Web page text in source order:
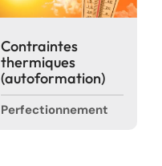
Contraintes
thermiques
(autoformation)
Perfectionnement